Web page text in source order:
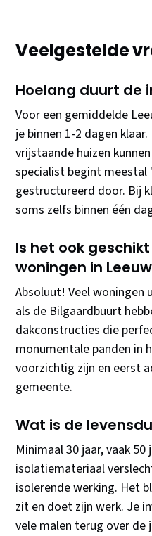
Veelgestelde
Hoelang duurt de
Voor een gemiddelde
je binnen 1-2 dagen
vrijstaande huizen
specialist begint
gestructureerd door. Bij
soms zelfs binnen één
Is het ook
woningen in
Absoluut! Veel woningen
als de Bilgaardbuurt
dakconstructies die
monumentale panden in
voorzichtig zijn en eerst
gemeente.
Wat is de
Minimaal 30 jaar, vaak
isolatiemateriaal
isolerende werking. Het
zit en doet zijn werk. Je
vele malen terug over de